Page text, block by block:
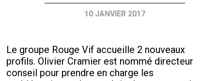
10 JANVIER 2017
Le groupe Rouge Vif accueille 2 nouveaux
profils. Olivier Cramier est nommé directeur
conseil pour prendre en charge les